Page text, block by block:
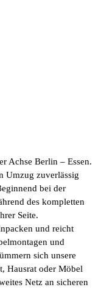
Achse Berlin – Essen.
Umzug zuverlässig
bei der
des kompletten
Seite.
und reicht
und
sich unsere
Hausrat oder Möbel
Netz an sicheren